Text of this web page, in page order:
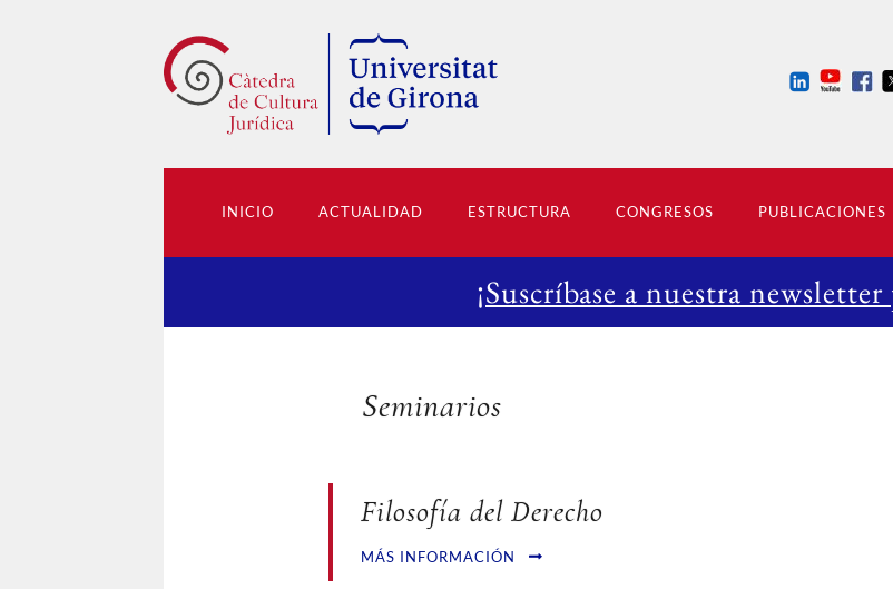
INICIO ACTUALIDAD ESTRUCTURA CONGRESOS PUBLICACIONES
¡Suscríbase a nuestra
Seminarios
Filosofía del Derecho
MÁS INFORMACIÓN